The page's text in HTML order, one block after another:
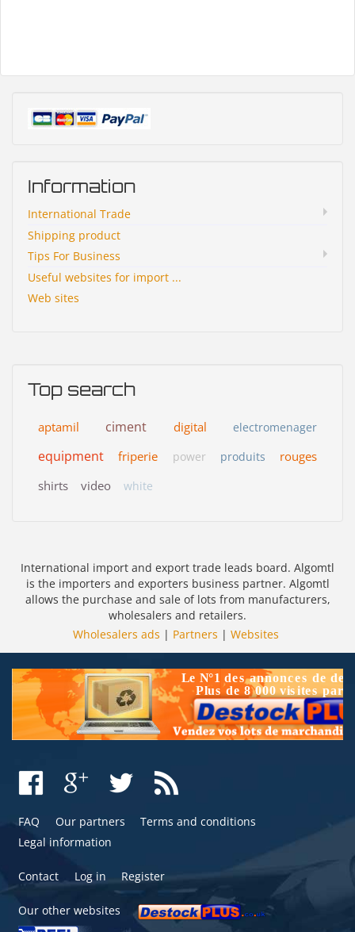
Information
International Trade
Shipping product
Tips For Business
Useful websites for import ...
Web sites
Top search
aptamil ciment digital electromenager
equipment friperie power produits
rouges
shirts
video white
International import and export trade leads board. Algomtl
is the importers and exporters business partner. Algomtl
allows the purchase and sale of lots from manufacturers,
wholesalers and retailers.
Wholesalers ads | Partners | Websites
FAQ Our partners
Terms and conditions
Legal information
Contact Log in Register
Our other websites